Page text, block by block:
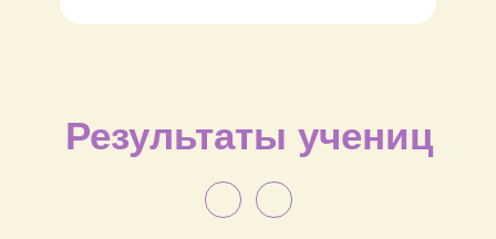
Результаты учениц